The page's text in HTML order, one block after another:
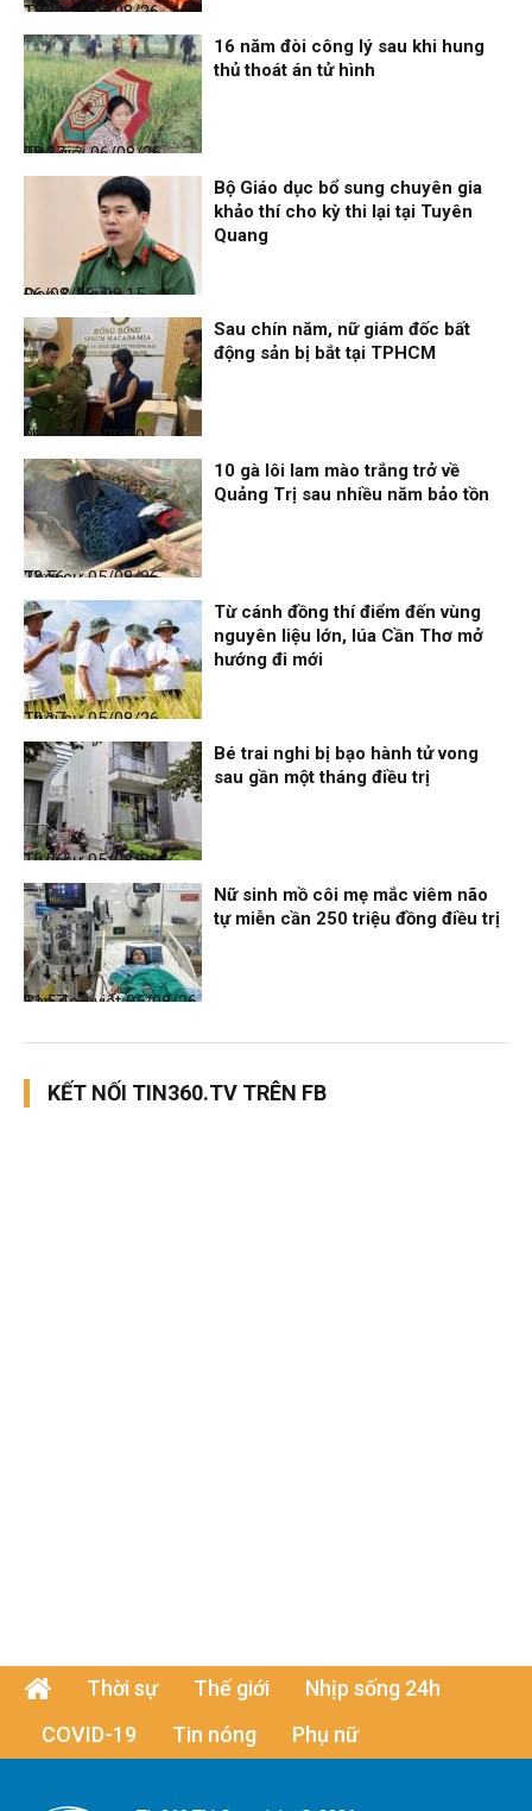
Thời sự
06/08/26, 12:30
Thế giới
06/08/26, 08:27
16 năm đòi công lý sau khi hung
thủ thoát án tử hình
Đọc & Ngẫm
06/08/26, 08:15
Bộ Giáo dục bổ sung chuyên gia
khảo thí cho kỳ thi lại tại Tuyên
Quang
Nhịp sống 24h
06/08/26, 00:00
Sau chín năm, nữ giám đốc bất
động sản bị bắt tại TPHCM
Thời sự
05/08/26, 23:56
10 gà lôi lam mào trắng trở về
Quảng Trị sau nhiều năm bảo tồn
Thời sự
05/08/26, 19:17
Từ cánh đồng thí điểm đến vùng
nguyên liệu lớn, lúa Cần Thơ mở
hướng đi mới
Thời sự
05/08/26, 12:06
Bé trai nghi bị bạo hành tử vong
sau gần một tháng điều trị
Bạn đọc viết
05/08/26, 11:57
Nữ sinh mồ côi mẹ mắc viêm não
tự miễn cần 250 triệu đồng điều trị
KẾT NỐI TIN360.TV TRÊN FB
Thời sự Thế giới
Nhịp sống 24h
COVID-19
Tin nóng Phụ nữ